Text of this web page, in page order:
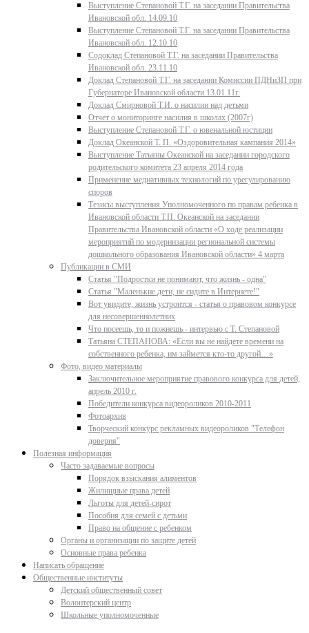
Выступление Степановой Т.Г. на заседании Правительства
Ивановской обл. 14.09.10
Выступление Степановой Т.Г. на заседании Правительства
Ивановской обл. 12.10.10
Содоклад Степановой Т.Г. на заседании Правительства
Ивановской обл. 23.11.10
Доклад Степановой Т.Г. на заседании Комиссии ПДНиЗП при
Губернаторе Ивановской области 13.01.11г.
Доклад Смирновой Т.И. о насилии над детьми
Отчет о мониторинге насилия в школах (2007г)
Выступление Степановой Т.Г. о ювенальной юстиции
Доклад Океанской Т. П. «Оздоровительная кампания 2014»
Выступление Татьяны Океанской на заседании городского
родительского комитета 23 апреля 2014 года
Применение медиативных технологий по урегулированию
споров
Тезисы выступления Уполномоченного по правам ребенка в
Ивановской области Т.П. Океанской на заседании
Правительства Ивановской области «О ходе реализации
мероприятий по модернизации региональной системы
дошкольного образования Ивановской области» 4 марта
Публикации в СМИ
Статья "Подростки не понимают, что жизнь - одна"
Статья "Маленькие дети, не сидите в Интернете!"
Вот увидите, жизнь устроится - статья о правовом конкурсе
для несовершеннолетних
Что посеешь, то и пожнешь - интервью с Т. Степановой
Татьяна СТЕПАНОВА: «Если вы не найдете времени на
собственного ребенка, им займется кто-то другой…»
Фото, видео материалы
Заключительное мероприятие правового конкурса для детей,
апрель 2010 г.
Победители конкурса видеороликов 2010-2011
Фотоархив
Творческий конкурс рекламных видеороликов "Телефон
доверия"
Полезная информация
Часто задаваемые вопросы
Порядок взыскания алиментов
Жилищные права детей
Льготы для детей-сирот
Пособия для семей с детьми
Право на общение с ребенком
Органы и организации по защите детей
Основные права ребенка
Написать обращение
Общественные институты
Детский общественный совет
Волонтерский центр
Школьные уполномоченные